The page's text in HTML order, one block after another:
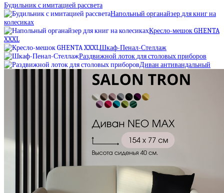
Будильник с имитацией рассвета
Напольный органайзер для книг на
колесиках
Кресло-мешок GHENTA
XXXL
Шкаф-Пенал-Стеллаж
Раздвижной лоток для столовых приборов
Диван антивандальный